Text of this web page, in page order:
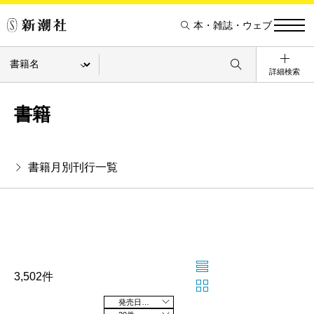
本・雑誌・ウェブ
詳細検索
書籍
書籍月別刊行一覧
3,502件